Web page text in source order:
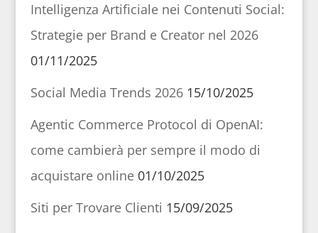
Intelligenza Artificiale nei Contenuti Social:
Strategie per Brand e Creator nel 2026
01/11/2025
Social Media Trends 2026 15/10/2025
Agentic Commerce Protocol di OpenAI:
come cambierà per sempre il modo di
acquistare online 01/10/2025
Siti per Trovare Clienti 15/09/2025